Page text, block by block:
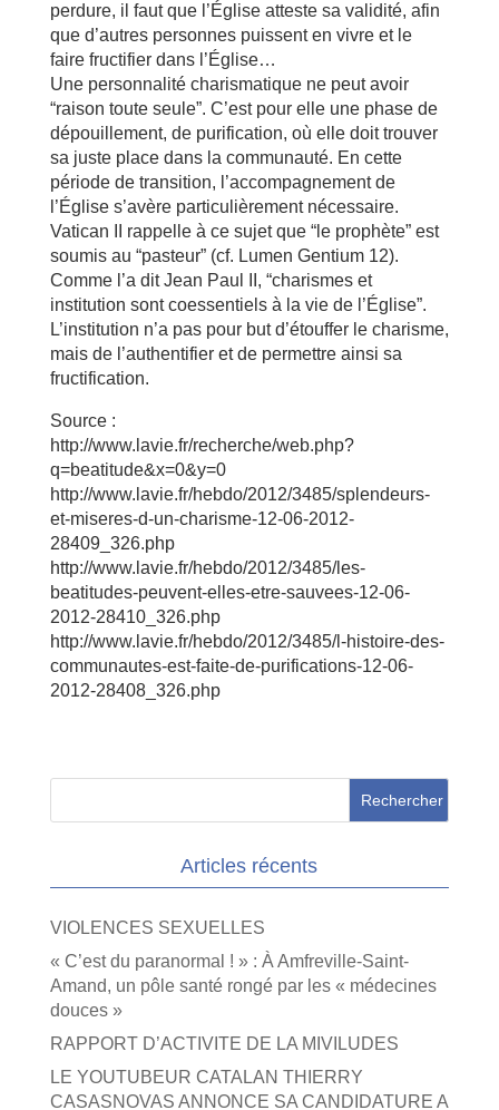
perdure, il faut que l’Église atteste sa validité, afin
que d’autres personnes puissent en vivre et le
faire fructifier dans l’Église…
Une personnalité charismatique ne peut avoir
“raison toute seule”. C’est pour elle une phase de
dépouillement, de purification, où elle doit trouver
sa juste place dans la communauté. En cette
période de transition, l’accompagnement de
l’Église s’avère particulièrement nécessaire.
Vatican II rappelle à ce sujet que “le prophète” est
soumis au “pasteur” (cf. Lumen Gentium 12).
Comme l’a dit Jean Paul II, “charismes et
institution sont coessentiels à la vie de l’Église”.
L’institution n’a pas pour but d’étouffer le charisme,
mais de l’authentifier et de permettre ainsi sa
fructification.
Source :
http://www.lavie.fr/recherche/web.php?
q=beatitude&x=0&y=0
http://www.lavie.fr/hebdo/2012/3485/splendeurs-
et-miseres-d-un-charisme-12-06-2012-
28409_326.php
http://www.lavie.fr/hebdo/2012/3485/les-
beatitudes-peuvent-elles-etre-sauvees-12-06-
2012-28410_326.php
http://www.lavie.fr/hebdo/2012/3485/l-histoire-des-
communautes-est-faite-de-purifications-12-06-
2012-28408_326.php
Articles récents
VIOLENCES SEXUELLES
« C’est du paranormal ! » : À Amfreville-Saint-
Amand, un pôle santé rongé par les « médecines
douces »
RAPPORT D’ACTIVITE DE LA MIVILUDES
LE YOUTUBEUR CATALAN THIERRY
CASASNOVAS ANNONCE SA CANDIDATURE A